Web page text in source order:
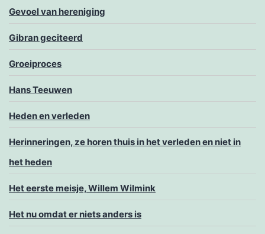
Gevoel van hereniging
Gibran geciteerd
Groeiproces
Hans Teeuwen
Heden en verleden
Herinneringen, ze horen thuis in het verleden en niet in
het heden
Het eerste meisje, Willem Wilmink
Het nu omdat er niets anders is